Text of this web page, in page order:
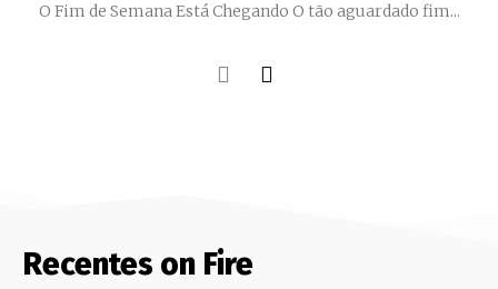
O Fim de Semana Está Chegando O tão aguardado fim...
Recentes on Fire